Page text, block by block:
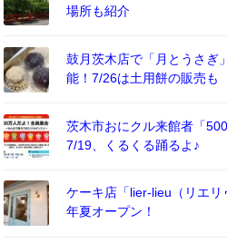
場所も紹介
鼓月茨木店で「月とうさぎ
能！7/26は土用餅の販売も
茨木市おにクル来館者「
7/19、くるくる踊るよ♪
ケーキ店「lier-lieu（リエ
年夏オープン！